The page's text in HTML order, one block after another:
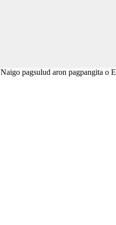
Naigo pagsulud aron pagpangita o